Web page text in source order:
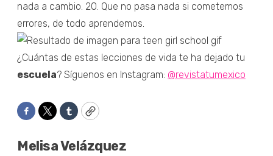
nada a cambio. 20. Que no pasa nada si cometemos
errores, de todo aprendemos.
¿Cuántas de estas lecciones de vida te ha dejado tu
escuela? Síguenos en Instagram: @revistatumexico
Facebook
TwitterTumblrCopy
Melisa Velázquez